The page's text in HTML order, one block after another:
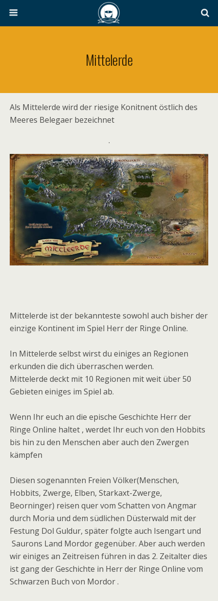
Mittelerde
Als Mittelerde wird der riesige Konitnent östlich des
Meeres Belegaer bezeichnet
.
Mittelerde ist der bekannteste sowohl auch bisher der
einzige Kontinent im Spiel Herr der Ringe Online.
In Mittelerde selbst wirst du einiges an Regionen
erkunden die dich überraschen werden.
Mittelerde deckt mit 10 Regionen mit weit über 50
Gebieten einiges im Spiel ab.
Wenn Ihr euch an die epische Geschichte Herr der
Ringe Online haltet , werdet Ihr euch von den Hobbits
bis hin zu den Menschen aber auch den Zwergen
kämpfen
Diesen sogenannten Freien Völker(Menschen,
Hobbits, Zwerge, Elben, Starkaxt-Zwerge,
Beorninger) reisen quer vom Schatten von Angmar
durch Moria und dem südlichen Düsterwald mit der
Festung Dol Guldur, später folgte auch Isengart und
Saurons Land Mordor gegenüber. Aber auch werden
wir einiges an Zeitreisen führen in das 2. Zeitalter dies
ist gang der Geschichte in Herr der Ringe Online vom
Schwarzen Buch von Mordor .